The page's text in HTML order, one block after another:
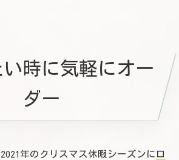
時に気軽にオー
ダー
年のクリスマス休暇シーズンに ロ